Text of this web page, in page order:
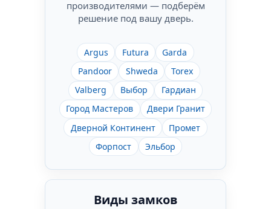
производителями — подберём
решение под вашу дверь.
Argus Futura
Garda
Pandoor
Shweda
Torex
Valberg
Выбор
Гардиан
Город Мастеров
Двери Гранит
Дверной Континент
Промет
Форпост
Эльбор
Виды замков